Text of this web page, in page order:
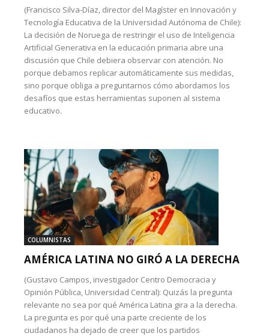
(Francisco Silva-Díaz, director del Magíster en Innovación y
Tecnología Educativa de la Universidad Autónoma de Chile):
La decisión de Noruega de restringir el uso de Inteligencia
Artificial Generativa en la educación primaria abre una
discusión que Chile debiera observar con atención. No
porque debamos replicar automáticamente sus medidas,
sino porque obliga a preguntarnos cómo abordamos los
desafíos que estas herramientas suponen al sistema
educativo.
COLUMNISTAS
AMÉRICA LATINA NO GIRÓ A LA DERECHA
(Gustavo Campos, investigador Centro Democracia y
Opinión Pública, Universidad Central): Quizás la pregunta
relevante no sea por qué América Latina gira a la derecha.
La pregunta es por qué una parte creciente de los
ciudadanos ha dejado de creer que los partidos